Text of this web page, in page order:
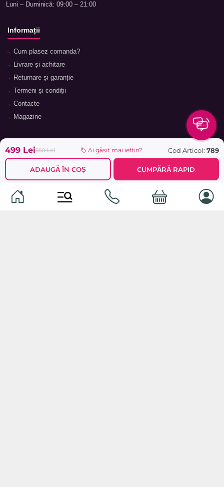
499 Lei550 Lei Ai găsit mai ieftin? Cod Articol: 789
ADAUGĂ ÎN COȘ CUMPĂRĂ RAPID
Luni – Duminică: 09:00 – 21:00
Informații
Cum plasez comanda?
Livrare și achitare
Returnare și garanție
Termeni și condiții
Contacte
Magazine
Categorii
Animale de companie
Vaucher TopMag
Audiotehnică
Căști
Componente
Echipamente de rețea
Echipamente server
Dormitor